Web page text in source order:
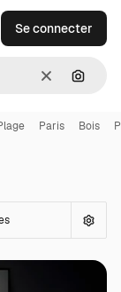
Effacer
Se connecter
Paris Bois